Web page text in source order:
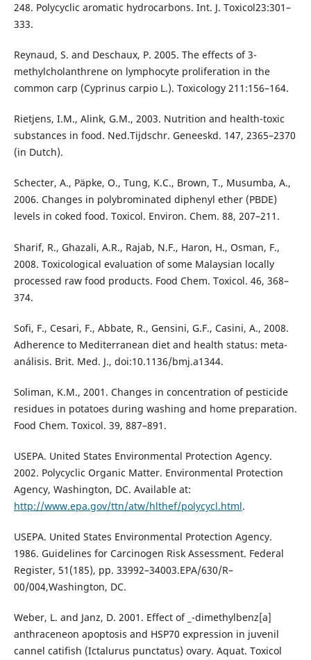
248. Polycyclic aromatic hydrocarbons. Int. J. Toxicol23:301–
333.
Reynaud, S. and Deschaux, P. 2005. The effects of 3-
methylcholanthrene on lymphocyte proliferation in the
common carp (Cyprinus carpio L.). Toxicology 211:156–164.
Rietjens, I.M., Alink, G.M., 2003. Nutrition and health-toxic
substances in food. Ned.Tijdschr. Geneeskd. 147, 2365–2370
(in Dutch).
Schecter, A., Päpke, O., Tung, K.C., Brown, T., Musumba, A.,
2006. Changes in polybrominated diphenyl ether (PBDE)
levels in coked food. Toxicol. Environ. Chem. 88, 207–211.
Sharif, R., Ghazali, A.R., Rajab, N.F., Haron, H., Osman, F.,
2008. Toxicological evaluation of some Malaysian locally
processed raw food products. Food Chem. Toxicol. 46, 368–
374.
Sofi, F., Cesari, F., Abbate, R., Gensini, G.F., Casini, A., 2008.
Adherence to Mediterranean diet and health status: meta-
análisis. Brit. Med. J., doi:10.1136/bmj.a1344.
Soliman, K.M., 2001. Changes in concentration of pesticide
residues in potatoes during washing and home preparation.
Food Chem. Toxicol. 39, 887–891.
USEPA. United States Environmental Protection Agency.
2002. Polycyclic Organic Matter. Environmental Protection
Agency, Washington, DC. Available at:
http://www.epa.gov/ttn/atw/hlthef/polycycl.html.
USEPA. United States Environmental Protection Agency.
1986. Guidelines for Carcinogen Risk Assessment. Federal
Register, 51(185), pp. 33992–34003.EPA/630/R–
00/004,Washington, DC.
Weber, L. and Janz, D. 2001. Effect of _-dimethylbenz[a]
anthraceneon apoptosis and HSP70 expression in juvenil
cannel catifish (Ictalurus punctatus) ovary. Aquat. Toxicol